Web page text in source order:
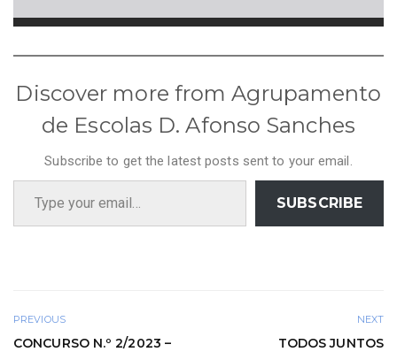
Discover more from Agrupamento
de Escolas D. Afonso Sanches
Subscribe to get the latest posts sent to your email.
Type your email…
SUBSCRIBE
PREVIOUS
CONCURSO N.º 2/2023 –
NEXT
TODOS JUNTOS